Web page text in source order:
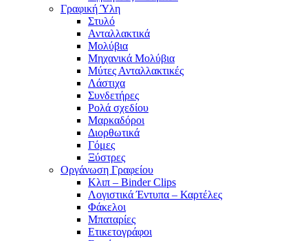
Γραφική Ύλη
Στυλό
Ανταλλακτικά
Μολύβια
Μηχανικά Μολύβια
Μύτες Ανταλλακτικές
Λάστιχα
Συνδετήρες
Ρολά σχεδίου
Μαρκαδόροι
Διορθωτικά
Γόμες
Ξύστρες
Οργάνωση Γραφείου
Κλιπ – Binder Clips
Λογιστικά Έντυπα – Καρτέλες
Φάκελοι
Μπαταρίες
Ετικετογράφοι